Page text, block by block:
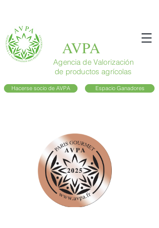
AVPA
Agencia de Valorización
de productos agrícolas
Hacerse socio de AVPA Espacio Ganadores